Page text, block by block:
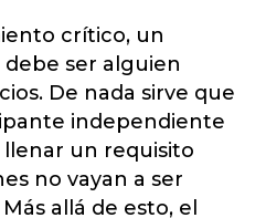
crítico, un
ser alguien
De nada sirve que
independiente
un requisito
no vayan a ser
allá de esto, el